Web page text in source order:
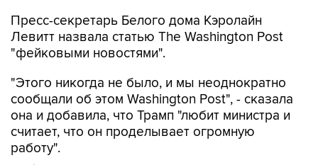
Пресс-секретарь Белого дома Кэролайн
Левитт назвала статью The Washington Post
"фейковыми новостями".
"Этого никогда не было, и мы неоднократно
сообщали об этом Washington Post", - сказала
она и добавила, что Трамп "любит министра и
считает, что он проделывает огромную
работу".